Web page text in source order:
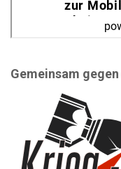
Gemeinsam